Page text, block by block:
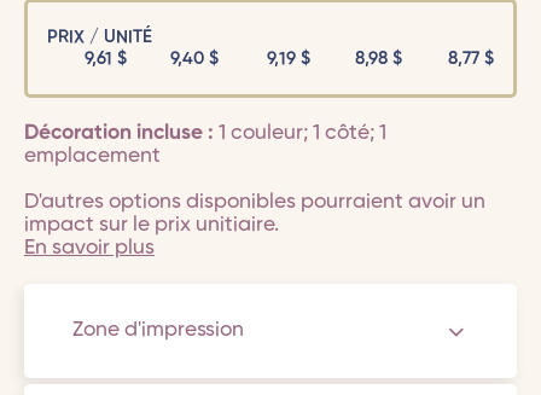
PRIX / UNITÉ
9,61 $ 9,40 $ 9,19$ 8,98$ 8,77$
Décoration incluse : 1 couleur; 1 côté; 1
emplacement
D'autres options disponibles pourraient avoir un
impact sur le prix unitiaire.
En savoir plus
Zone d'impression